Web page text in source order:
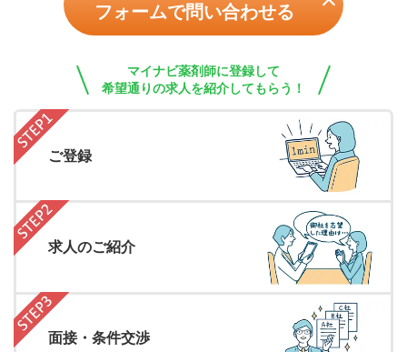
フォームで問い合わせる
マイナビ薬剤師に登録して
希望通りの求人を紹介してもらう！
ご登録
求人のご紹介
面接・条件交渉